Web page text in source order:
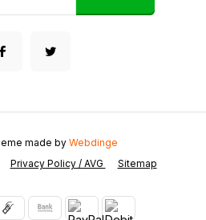
Privacy Policy / AVG Sitemap
made by Webdinge